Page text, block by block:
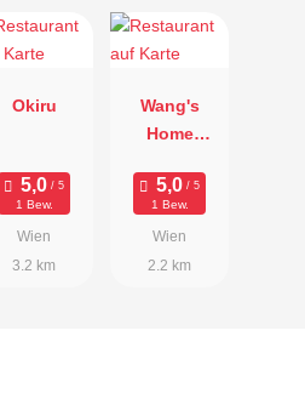
Okiru
1 Bew.
Wien
3.2 km
Wang's
Home
1 Bew.
Wien
2.2 km